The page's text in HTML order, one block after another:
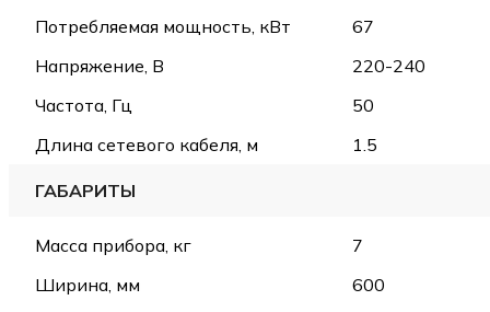
Потребляемая мощность, кВт
67
Напряжение, В
220-240
Частота, Гц
50
Длина сетевого кабеля, м
1.5
ГАБАРИТЫ
Масса прибора, кг
7
Ширина, мм
600